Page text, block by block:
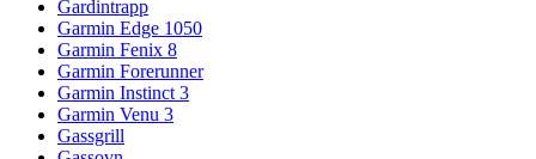
Gardintrapp
Garmin Edge 1050
Garmin Fenix 8
Garmin Forerunner
Garmin Instinct 3
Garmin Venu 3
Gassgrill